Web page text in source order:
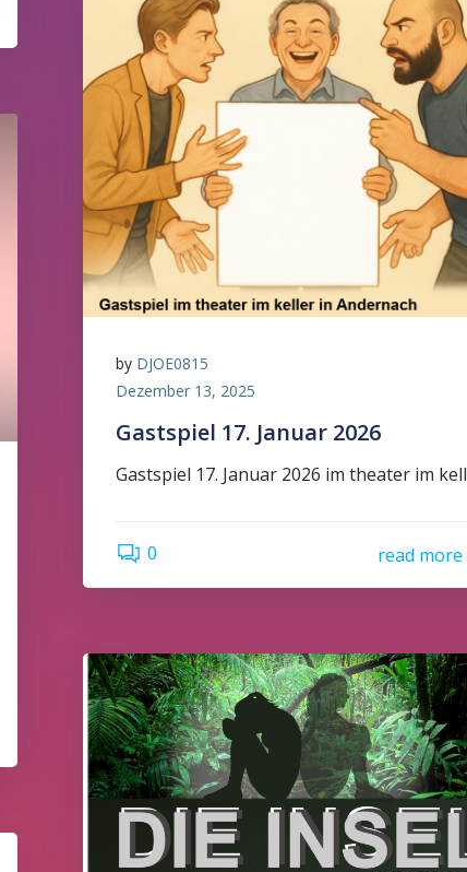
by DJOE0815
Dezember 13, 2025
Gastspiel 17. Januar 2026
Gastspiel 17. Januar 2026 im theater im
0 read more